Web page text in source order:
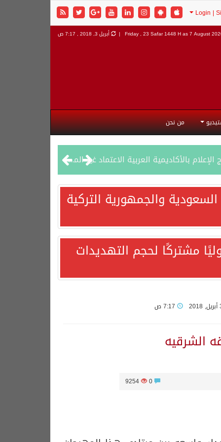
Friday , 23 Safar 1448 H as7 August أبريل 3, 2018 , 7:17 ص
من نحن
التركية وجمهورية باكستان الإسلامية.
والجمهورية التركية
مشتركًا لحجم التهديدات
الشرقيه
0
9254